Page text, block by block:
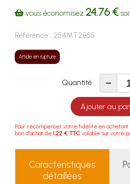
vous économisez 24.76 €
Référence : 254MT2855
Article en rupture
Quantité -
Ajouter au
Pour récompenser votre fidélité en achetant
bon d'achat de 1.22 € TTC valable sur votre
Caractéristiques
détaillées